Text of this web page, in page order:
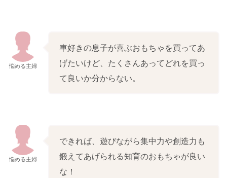
悩める主婦
車好きの息子が喜ぶおもちゃを買ってあ
げたいけど、たくさんあってどれを買っ
て良いか分からない。
悩める主婦
できれば、遊びながら集中力や創造力も
鍛えてあげられる知育のおもちゃが良い
な！